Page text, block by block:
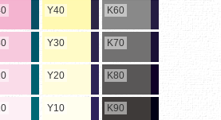
Y40
Y30
Y20
Y10
K60
K70
K80
K90